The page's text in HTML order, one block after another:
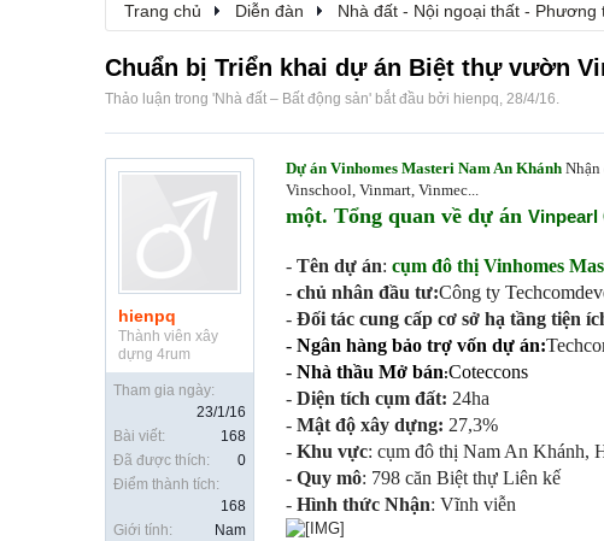
Trang chủ Diễn đàn Nhà đất - Nội ngoại thất - Phương
Chuẩn bị Triển khai dự án Biệt thự vườn
Thảo luận trong 'Nhà đất – Bất động sản' bắt đầu bởi hienpq, 28/4/16.
hienpq
Thành viên xây
dựng 4rum
Tham gia ngày:
23/1/16
Bài viết:
168
Đã được thích:
0
Điểm thành tích:
168
Giới tính:
Nam
Dự án Vinhomes Masteri Nam An Khánh
Vinschool, Vinmart, Vinmec...
một. Tổng quan về dự án Vinpearl
- Tên dự án: cụm đô thị Vinhomes
- chủ nhân đầu tư:Công ty
- Đối tác cung cấp cơ sở hạ tầng tiện
- Ngân hàng bảo trợ vốn dự án:
- Nhà thầu Mở bán:Coteccons
- Diện tích cụm đất: 24ha
- Mật độ xây dựng: 27,3%
- Khu vực: cụm đô thị Nam An Khánh,
- Quy mô: 798 căn Biệt thự Liên kế
- Hình thức Nhận: Vĩnh viễn